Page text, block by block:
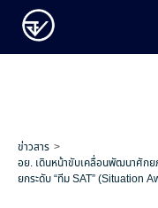
ข่าวสาร
อย. เดินหน้าขับเคลื่อนพัฒนาศักย
ยกระดับ “ทีม SAT” (Situation